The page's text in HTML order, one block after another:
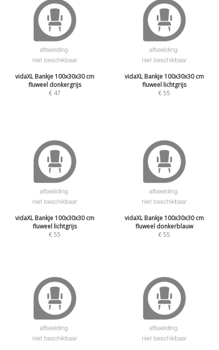
vidaXL Bankje 100x30x30 cm
fluweel donkergrijs
€47
vidaXL Bankje 100x30x30 cm
fluweel lichtgrijs
€55
vidaXL Bankje 100x30x30 cm
fluweel lichtgrijs
€55
vidaXL Bankje 100x30x30 cm
fluweel donkerblauw
€55